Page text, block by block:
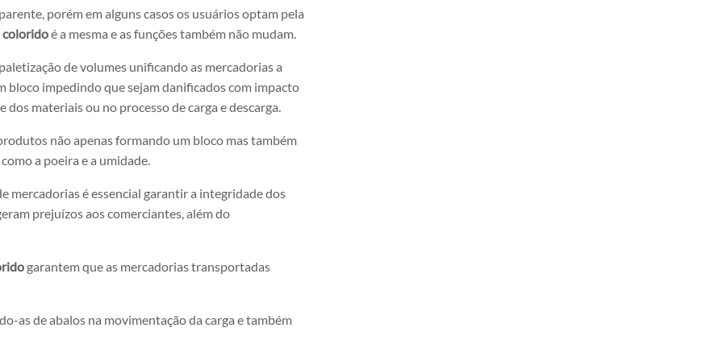
porém em alguns casos os usuários optam pela
coloridoé a mesma e as funções também não mudam.
de volumes unificando as mercadorias a
bloco impedindo que sejam danificados com impacto
materiais ou no processo de carga e descarga.
não apenas formando um bloco mas também
a poeira e a umidade.
mercadorias é essencial garantir a integridade dos
prejuízos aos comerciantes, além do
garantem que as mercadorias transportadas
as de abalos na movimentação da carga e também